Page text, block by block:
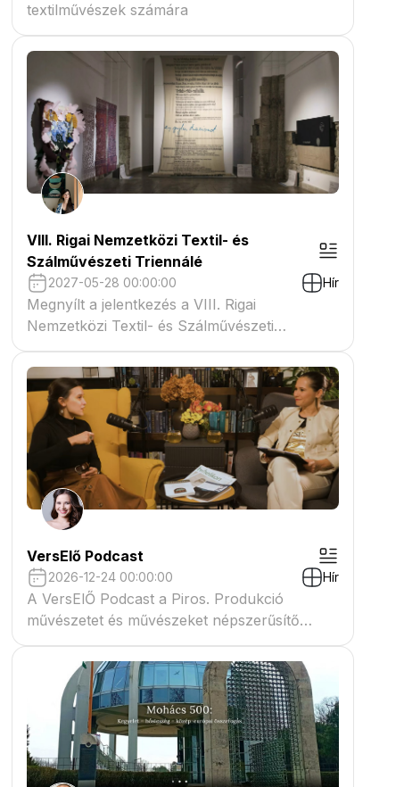
textilművészek számára
VIII. Rigai Nemzetközi Textil- és
Szálművészeti Triennálé
2027-05-28 00:00:00 Hír
Megnyílt a jelentkezés a VIII. Rigai
Nemzetközi Textil- és Szálművészeti
Triennáléra
VersElő Podcast
2026-12-24 00:00:00 Hír
A VersElŐ Podcast a Piros. Produkció
művészetet és művészeket népszerűsítő
beszélgető műsora